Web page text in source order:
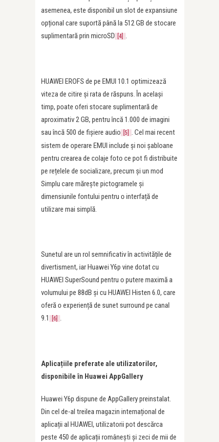
asemenea, este disponibil un slot de expansiune
opțional care suportă până la 512 GB de stocare
suplimentară prin microSD
[4] .
HUAWEI EROFS de pe EMUI 10.1 optimizează
viteza de citire și rata de răspuns. În același
timp, poate oferi stocare suplimentară de
aproximativ 2 GB, pentru încă 1.000 de imagini
sau încă 500 de fișiere audio
[5]
. Cel mai recent
sistem de operare EMUI include și noi șabloane
pentru crearea de colaje foto ce pot fi distribuite
pe rețelele de socializare, precum și un mod
Simplu care mărește pictogramele și
dimensiunile fontului pentru o interfață de
utilizare mai simplă.
Sunetul are un rol semnificativ în activitățile de
divertisment, iar Huawei Y6p vine dotat cu
HUAWEI SuperSound pentru o putere maximă a
volumului pe 88dB și cu HUAWEI Histen 6.0, care
oferă o experiență de sunet surround pe canal
9.1
[6] .
Aplicațiile preferate ale utilizatorilor,
disponibile în Huawei AppGallery
Huawei Y6p dispune de AppGallery preinstalat.
Din cel de-al treilea magazin internațional de
aplicații al HUAWEI, utilizatorii pot descărca
peste 450 de aplicații românești și zeci de mii de